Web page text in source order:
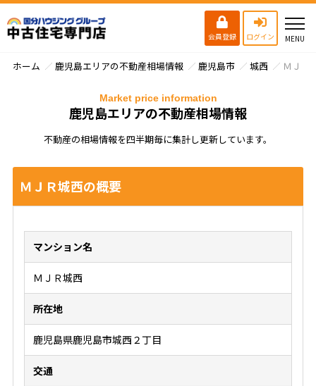
会員登録 ログイン
ホーム 鹿児島エリアの不動産相場情報 鹿児島市 城西 ＭＪＲ
鹿児島エリアの不動産相場情報
Market price information
不動産の相場情報を四半期毎に集計し更新しています。
ＭＪＲ城西の概要
マンション名
ＭＪＲ城西
所在地
鹿児島県鹿児島市城西２丁目
交通